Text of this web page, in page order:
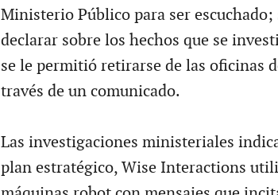
Ministerio Público para ser escuchado;
declarar sobre los hechos que se
se le permitió retirarse de las oficinas
través de un comunicado.
Las investigaciones ministeriales
plan estratégico, Wise Interactions